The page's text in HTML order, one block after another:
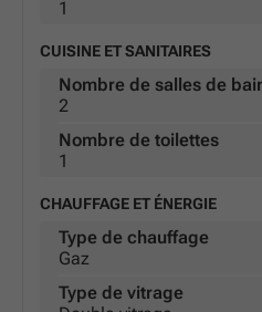
1
CUISINE ET SANITAIRES
Nombre de salles de
2
Nombre de toilettes
1
CHAUFFAGE ET ÉNERGIE
Type de chauffage
Gaz
Type de vitrage